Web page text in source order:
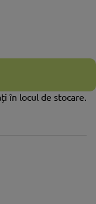
în locul de stocare.